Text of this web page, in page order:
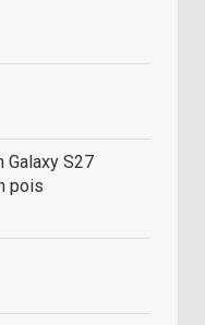
Galaxy S27
pois